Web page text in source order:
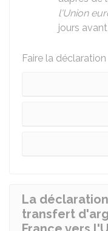
l'Union
jours
Faire la déclaration
La
transfert